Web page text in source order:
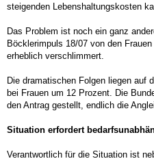
steigenden Lebenshaltungskosten
Das Problem ist noch ein ganz
Böcklerimpuls 18/07 von den
erheblich verschlimmert.
Die dramatischen Folgen liegen auf
bei Frauen um 12 Prozent. Die
den Antrag gestellt, endlich die
Situation erfordert
Verantwortlich für die Situation ist